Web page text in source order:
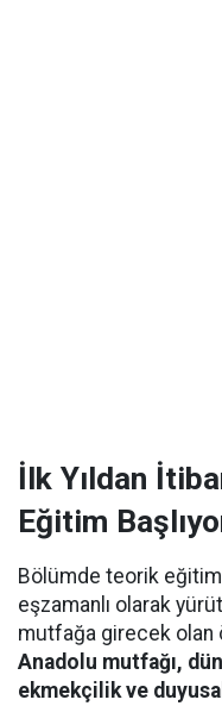
İlk Yıldan
Eğitim
Bölümde teorik
eşzamanlı olarak
mutfağa girecek olan
Anadolu mutfağı,
ekmekçilik ve